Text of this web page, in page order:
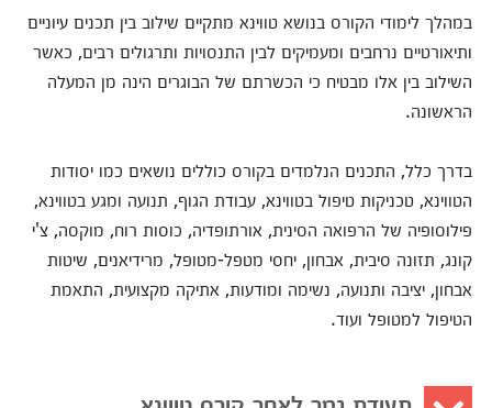
במהלך לימודי הקורס בנושא טווינא מתקיים שילוב בין תכנים עיוניים
ותיאורטיים נרחבים ומעמיקים לבין התנסויות ותרגולים רבים, כאשר
השילוב בין אלו מבטיח כי הכשרתם של הבוגרים הינה מן המעלה
הראשונה.
בדרך כלל, התכנים הנלמדים בקורס כוללים נושאים כמו יסודות
הטווינא, טכניקות טיפול בטווינא, עבודת הגוף, תנועה ומגע בטווינא,
פילוסופיה של הרפואה הסינית, אורתופדיה, כוסות רוח, מוקסה, צ'י
קונג, תזונה סיבית, אבחון, יחסי מטפל-מטופל, מרידיאנים, שיטות
אבחון, יציבה ותנועה, נשימה ומודעות, אתיקה מקצועית, התאמת
הטיפול למטופל ועוד.